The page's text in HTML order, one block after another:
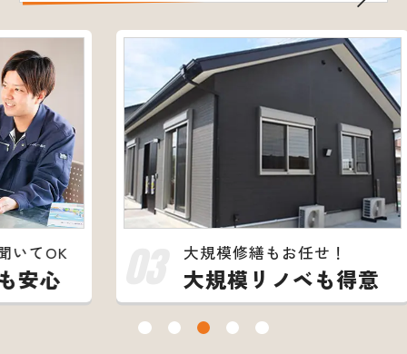
03 大規模修繕もお任せ！
大規模リノベも得意 04